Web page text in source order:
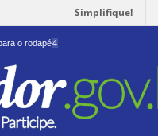
Simplifique!
o rodapé4